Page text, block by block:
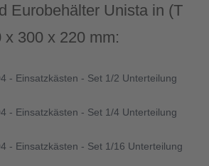
Eurobehälter Unista in (T
x 300 x 220 mm:
- Einsatzkästen - Set 1/2 Unterteilung
- Einsatzkästen - Set 1/4 Unterteilung
- Einsatzkästen - Set 1/16 Unterteilung